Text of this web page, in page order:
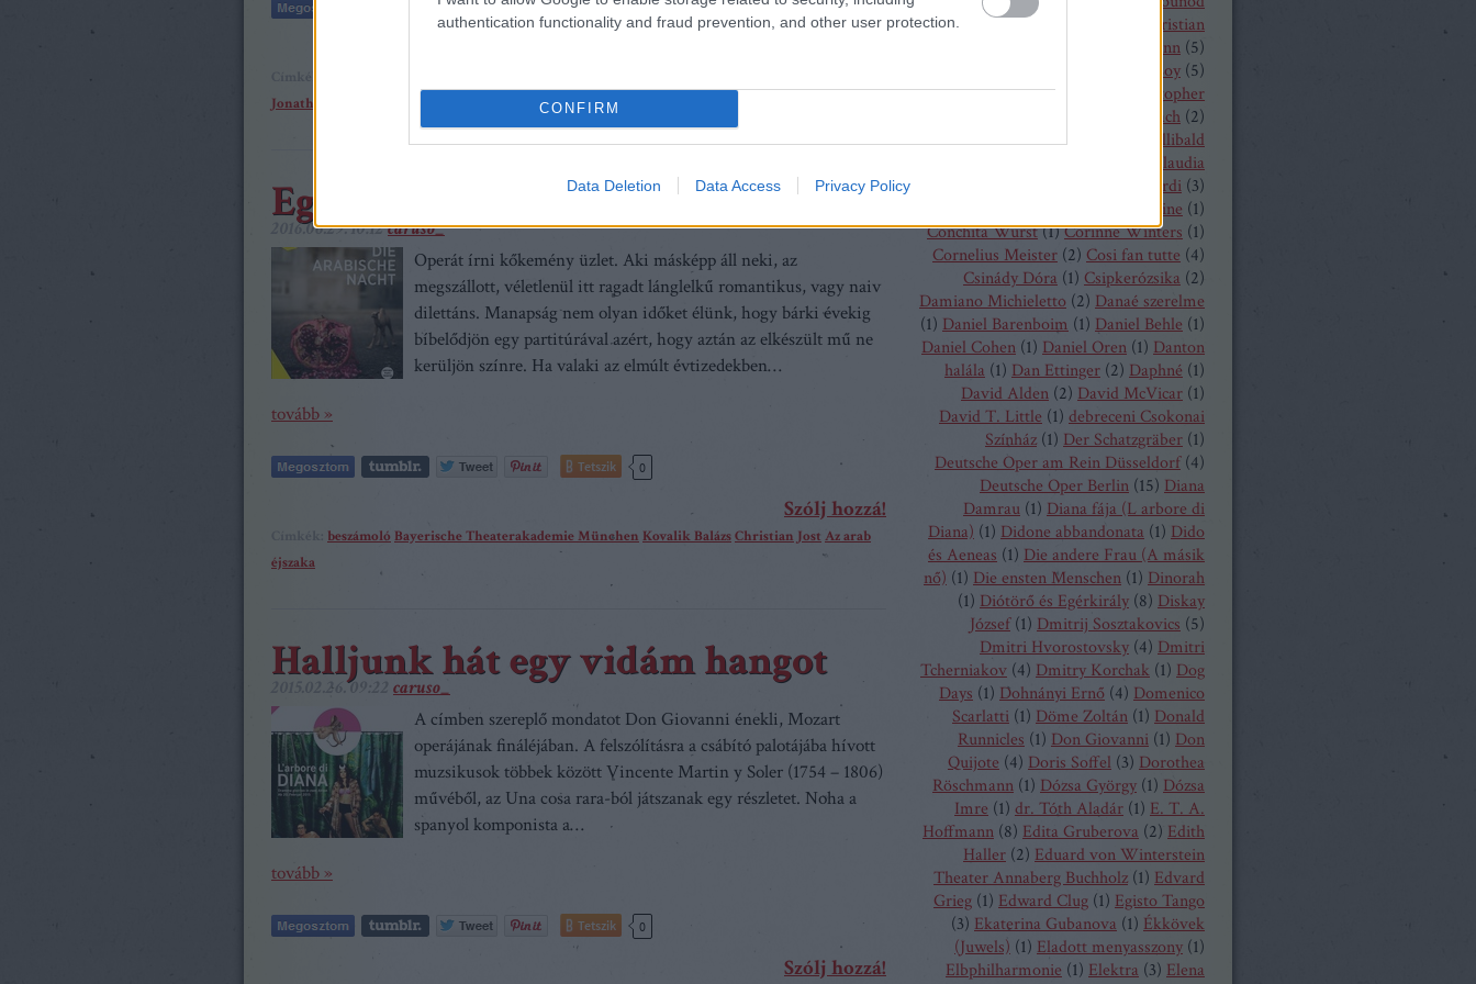
authentication functionality and fraud prevention, and other user protection.
CONFIRM
Data Deletion Data Access Privacy Policy
Tetszik 0
Jonathan Dove
Egy éjszaka a Földön
2016.06.29. 10:12caruso_
Operát írni kőkemény üzlet. Aki másképp áll neki, az
megszállott, véletlenül itt ragadt lánglelkű romantikus, vagy naiv
dilettáns. Manapság nem olyan időket élünk, hogy bárki évekig
bíbelődjön egy partitúrával azért, hogy aztán az elkészült mű ne
kerüljön színre. Ha valaki az elmúlt évtizedekben…
tovább »
Tetszik 0
Szólj hozzá!
beszámoló Bayerische Theaterakademie München Kovalik BalázsChristian Jost Az arab
éjszaka
Halljunk hát egy vidám hangot
2015.02.26. 09:22 caruso_
A címben szereplő mondatot Don Giovanni énekli, Mozart
operájának fináléjában. A felszólításra a csábító palotájába hívott
muzsikusok többek között Vincente Martin y Soler (1754 – 1806)
művéből, az Una cosa rara-ból játszanak egy részletet. Noha a
spanyol komponista a…
tovább »
Tetszik 0
Szólj hozzá!
(4 Chrisopher Maltman
Christian
Christian Thielemann (5)
Christof Loy (5)
Christopher Maltman
Christopher
Christoph Eschenbach (2)
Christoph Pohl(4)Christoph Willibald
Claudia
Claudio Monteverdi (3)
Clémentine Margaine (1)
Conchita Wurst(1)Corinne Winters (1)
Cornelius Meister (2) Cosi fan tutte (4)
Csinády Dóra (1) Csipkerózsika (2)
Damiano Michieletto (2) Danaé szerelme
(1) Daniel Barenboim (1) Daniel Behle (1)
Daniel Cohen (1) Daniel Oren (1) Danton
halála (1) Dan Ettinger (2) Daphné (1)
David Alden (2) David McVicar (1)
David T. Little (1) debreceni Csokonai
Színház (1) Der Schatzgräber (1)
Deutsche Oper am Rein Düsseldorf (4)
Deutsche Oper Berlin (15) Diana
Damrau (1) Diana fája (L arbore di
Diana) (1) Didone abbandonata (1) Dido
és Aeneas (1) Die andere Frau (A másik
nő) (1) Die ensten Menschen (1) Dinorah
(1) Diótörő és Egérkirály (8) Diskay
József (1) Dmitrij Sosztakovics (5)
Dmitri Hvorostovsky (4) Dmitri
Tcherniakov (4) Dmitry Korchak (1) Dog
Days (1) Dohnányi Ernő (4) Domenico
Scarlatti (1) Döme Zoltán (1) Donald
Runnicles (1) Don Giovanni (1) Don
Quijote (4) Doris Soffel (3) Dorothea
Röschmann (1) Dózsa György (1) Dózsa
Imre (1) dr. Tóth Aladár (1) E. T. A.
Hoffmann (8) Edita Gruberova (2) Edith
Haller (2) Eduard von Winterstein
Theater Annaberg Buchholz (1) Edvard
Grieg (1) Edward Clug (1) Egisto Tango
(3) Ekaterina Gubanova (1) Ékkövek
(Juwels) (1) Eladott menyasszony (1)
Elbphilharmonie (1) Elektra (3) Elena